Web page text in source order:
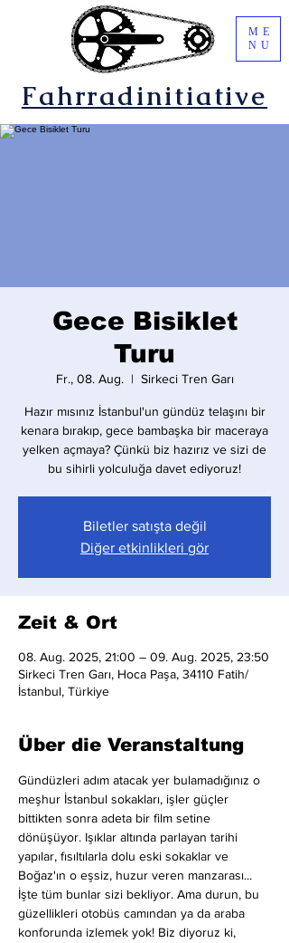
Fahrradinitiative
ME
NU
Gece Bisiklet
Turu
Fr., 08. Aug.
  |
Sirkeci Tren Garı
Hazır mısınız İstanbul'un gündüz telaşını bir
kenara bırakıp, gece bambaşka bir maceraya
yelken açmaya? Çünkü biz hazırız ve sizi de
bu sihirli yolculuğa davet ediyoruz!
Biletler satışta değil
Diğer etkinlikleri gör
Zeit & Ort
08. Aug. 2025, 21:00 – 09. Aug. 2025, 23:50
Sirkeci Tren Garı, Hoca Paşa, 34110 Fatih/
İstanbul, Türkiye
Über die Veranstaltung
Gündüzleri adım atacak yer bulamadığınız o
meşhur İstanbul sokakları, işler güçler
bittikten sonra adeta bir film setine
dönüşüyor. Işıklar altında parlayan tarihi
yapılar, fısıltılarla dolu eski sokaklar ve
Boğaz'ın o eşsiz, huzur veren manzarası...
İşte tüm bunlar sizi bekliyor. Ama durun, bu
güzellikleri otobüs camından ya da araba
konforunda izlemek yok! Biz diyoruz ki,